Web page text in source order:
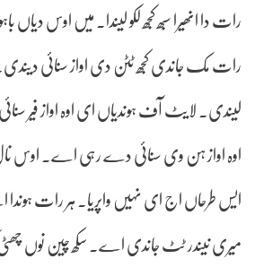
رات دا انھیرا سبھ کجھ لکو لیندا۔ میں اوس
رات مک جاندی کجھ ٹٹن دی اواز سنائی
لیندی۔ لایٹ آف ہوندیاں ای اوہ اواز فیر
اوہ اواز ہن وی سنائی دے رہی اے۔ اوس
ایس طرحاں اج ای نہیں واپریا۔ ہر رات
میری نیندر ٹٹ جاندی اے۔ سکھ چین نوں